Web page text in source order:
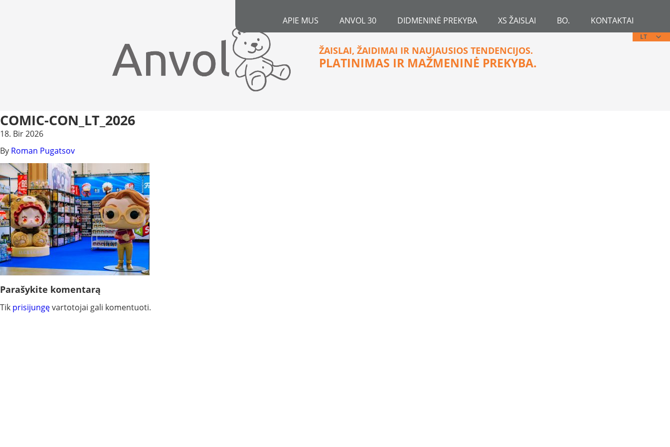
APIE MUS ANVOL 30 DIDMENINĖ PREKYBA XS ŽAISLAI BO. KONTAKTAI
LT
ŽAISLAI, ŽAIDIMAI IR NAUJAUSIOS TENDENCIJOS.
PLATINIMAS IR MAŽMENINĖ PREKYBA.
COMIC-CON_LT_2026
18. Bir 2026
By Roman Pugatsov
Parašykite komentarą
Tik prisijungęvartotojai gali komentuoti.